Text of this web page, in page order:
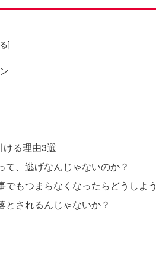
ける理由3選
、逃げなんじゃないのか？
もつまらなくなったらどうしよう
されるんじゃないか？